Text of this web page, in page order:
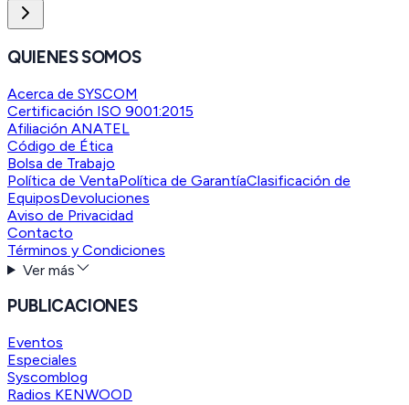
QUIENES SOMOS
Acerca de SYSCOM
Certificación ISO 9001:2015
Afiliación ANATEL
Código de Ética
Bolsa de Trabajo
Política de VentaPolítica de GarantíaClasificación de
EquiposDevoluciones
Aviso de Privacidad
Contacto
Términos y Condiciones
Ver más
PUBLICACIONES
Eventos
Especiales
Syscomblog
Radios KENWOOD